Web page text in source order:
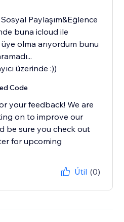
Paylaşım&Eğlence
buna icloud ile
olma arıyordum bunu
üzerinde :))
Code
your feedback! We are
on to improve our
be sure you check out
for upcoming
Útil (0)